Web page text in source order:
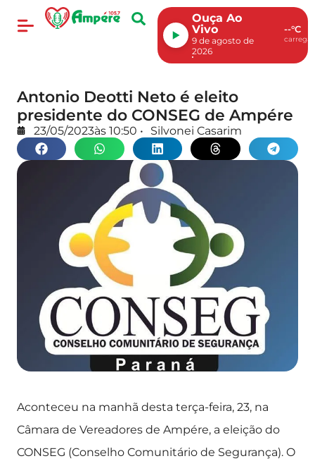
Ouça Ao
Vivo
9 de agosto de
2026
--°C
Antonio Deotti Neto é eleito
presidente do CONSEG de Ampére
23/05/2023às 10:50 • Silvonei Casarim
Aconteceu na manhã desta terça-feira, 23, na
Câmara de Vereadores de Ampére, a eleição do
CONSEG (Conselho Comunitário de Segurança). O